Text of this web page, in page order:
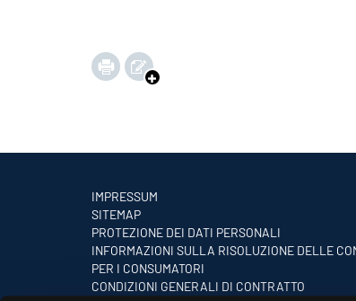
IMPRESSUM
SITEMAP
PROTEZIONE DEI DATI PERSONALI
INFORMAZIONI SULLA RISOLUZIONE DELLE
PER I CONSUMATORI
CONDIZIONI GENERALI DI CONTRATTO